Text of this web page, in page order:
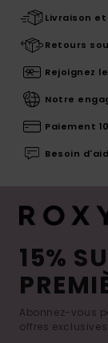
Livraison
Retours
Rejoignez
Notre
Paiement
Besoin
15%
Abonnez-vous
offres exclusives.